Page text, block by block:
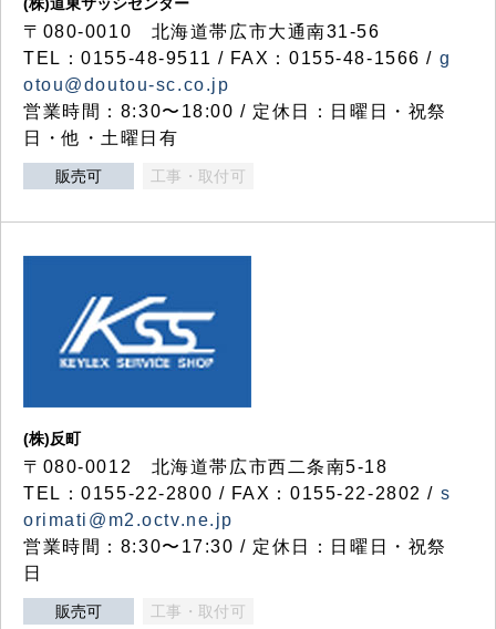
〒080-0010 北海道帯広市大通南31-56
TEL：0155-48-9511 / FAX：0155-48-1566 / g
otou@doutou-sc.co.jp
営業時間：8:30〜18:00 / 定休日：日曜日・祝祭
日・他・土曜日有
販売可 工事・取付可
(株)反町
〒080-0012 北海道帯広市西二条南5-18
TEL：0155-22-2800 / FAX：0155-22-2802 / s
orimati@m2.octv.ne.jp
営業時間：8:30〜17:30 / 定休日：日曜日・祝祭
日
販売可 工事・取付可